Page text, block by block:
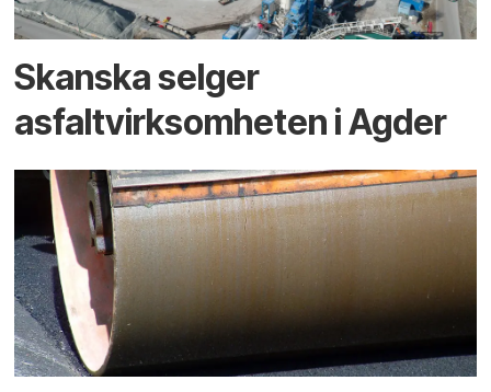
Skanska selger
asfaltvirksomheten i Agder